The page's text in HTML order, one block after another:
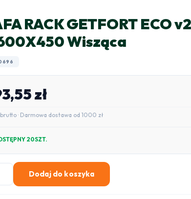
RACK GETFORT ECO
Wisząca
zł
· Darmowa dostawa od 1000 zł
20SZT.
Dodaj do koszyka